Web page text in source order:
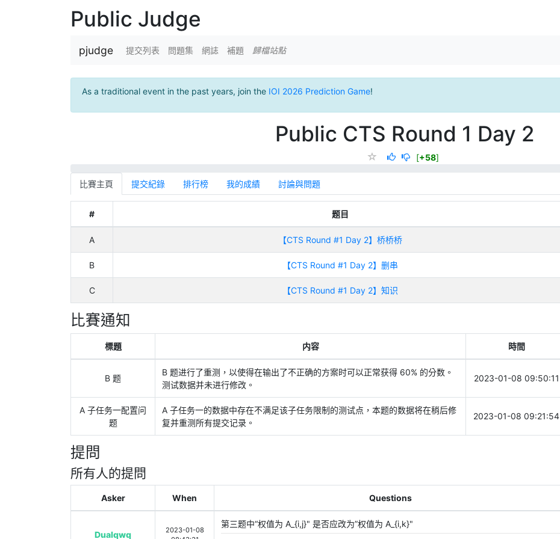
Public Judge
pjudge 提交列表 問題集 網誌 補題 歸檔站點
As a traditional event in the past years, join the IOI 2026 Prediction Game!
Public CTS Round 1 Day 2
[+58]
比賽主頁 提交紀錄 排行榜 我的成績 討論與問題
# 题目
A 【CTS Round #1 Day 2】桥桥桥
B 【CTS Round #1 Day 2】删串
C 【CTS Round #1 Day 2】知识
比賽通知
標題 内容 時間
B 题
B 题进行了重测，以使得在输出了不正确的方案时可以正常获得 60% 的分数。
测试数据并未进行修改。
2023-01-08 09:50:11
A 子任务一配置问
题
A 子任务一的数据中存在不满足该子任务限制的测试点，本题的数据将在稍后修
复并重测所有提交记录。
2023-01-08 09:21:54
提問
所有人的提問
Asker When Questions
Dualqwq
2023-01-08
第三题中“权值为 A_{i,j}" 是否应改为”权值为 A_{i,k}"